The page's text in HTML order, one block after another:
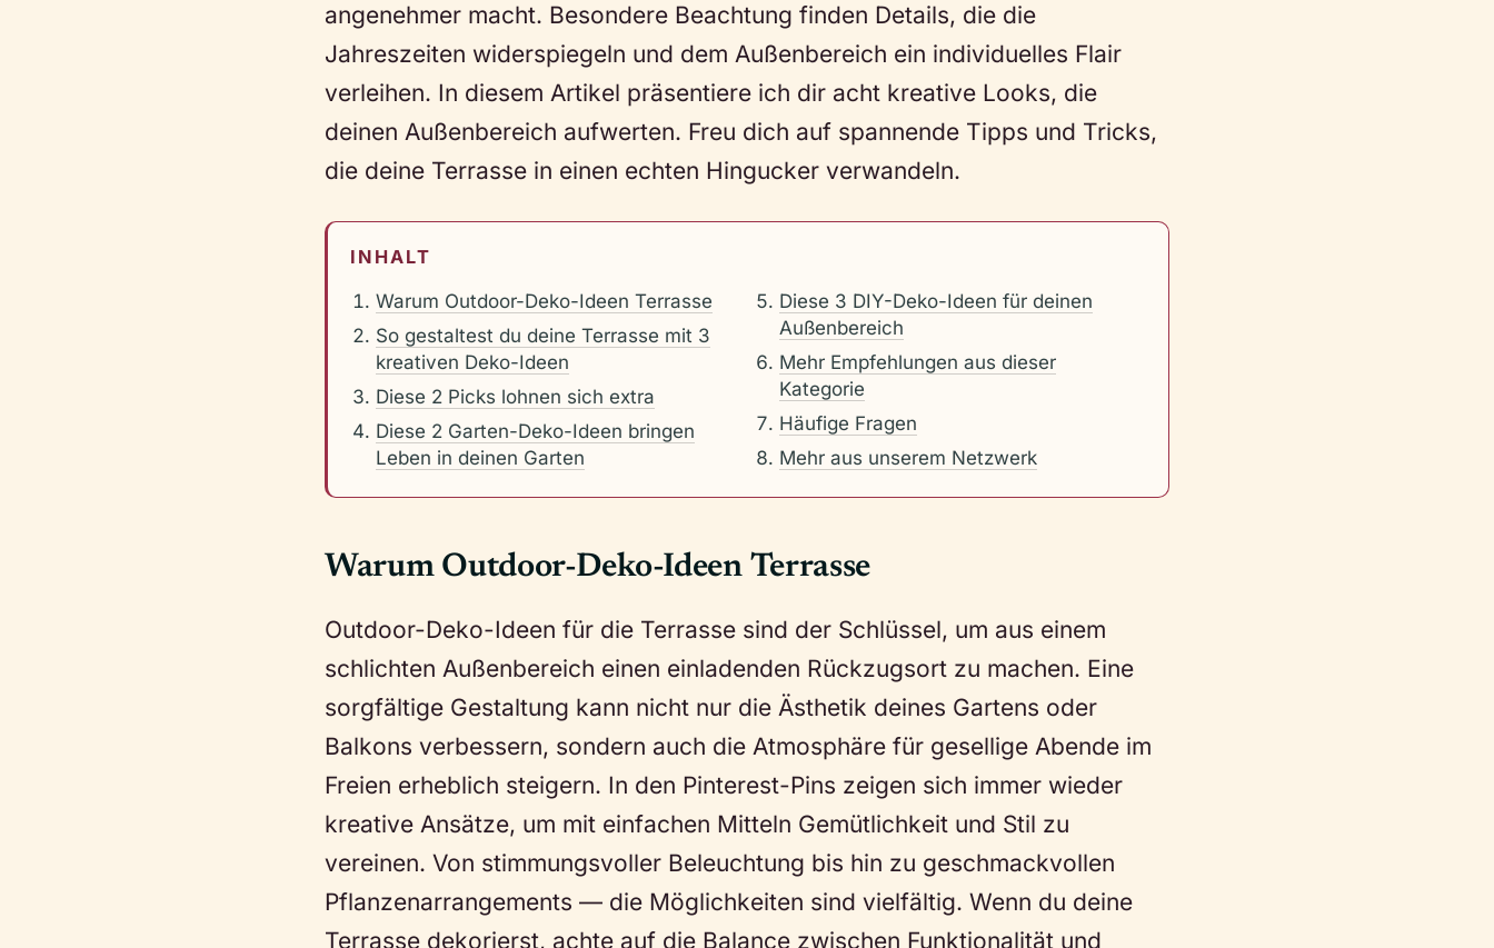
angenehmer macht. Besondere Beachtung finden Details, die die
Jahreszeiten widerspiegeln und dem Außenbereich ein individuelles Flair
verleihen. In diesem Artikel präsentiere ich dir acht kreative Looks, die
deinen Außenbereich aufwerten. Freu dich auf spannende Tipps und Tricks,
die deine Terrasse in einen echten Hingucker verwandeln.
INHALT
Warum Outdoor-Deko-Ideen Terrasse
So gestaltest du deine Terrasse mit 3
kreativen Deko-Ideen
Diese 2 Picks lohnen sich extra
Diese 2 Garten-Deko-Ideen bringen
Leben in deinen Garten
Diese 3 DIY-Deko-Ideen für deinen
Außenbereich
Mehr Empfehlungen aus dieser
Kategorie
Häufige Fragen
Mehr aus unserem Netzwerk
Warum Outdoor-Deko-Ideen Terrasse
Outdoor-Deko-Ideen für die Terrasse sind der Schlüssel, um aus einem
schlichten Außenbereich einen einladenden Rückzugsort zu machen. Eine
sorgfältige Gestaltung kann nicht nur die Ästhetik deines Gartens oder
Balkons verbessern, sondern auch die Atmosphäre für gesellige Abende im
Freien erheblich steigern. In den Pinterest-Pins zeigen sich immer wieder
kreative Ansätze, um mit einfachen Mitteln Gemütlichkeit und Stil zu
vereinen. Von stimmungsvoller Beleuchtung bis hin zu geschmackvollen
Pflanzenarrangements — die Möglichkeiten sind vielfältig. Wenn du deine
Terrasse dekorierst, achte auf die Balance zwischen Funktionalität und